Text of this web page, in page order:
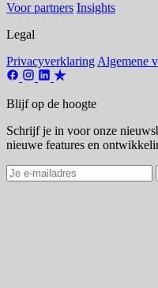
Voor partners Insights
Legal
Privacyverklaring Algemene
Blijf op de hoogte
Schrijf je in voor onze
nieuwe features en